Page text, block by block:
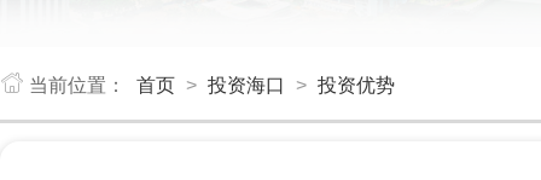
当前位置： 首页 > 投资海口 > 投资优势